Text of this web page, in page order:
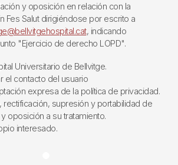
y oposición en relación con la
Fes Salut dirigiéndose por escrito a
, indicando
"Ejercicio de derecho LOPD".
Universitario de Bellvitge.
el contacto del usuario
expresa de la política de privacidad.
rectificación, supresión y portabilidad de
oposición a su tratamiento.
interesado.